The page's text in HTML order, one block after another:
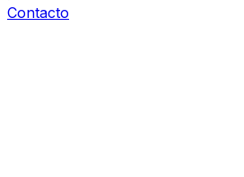
Contacto